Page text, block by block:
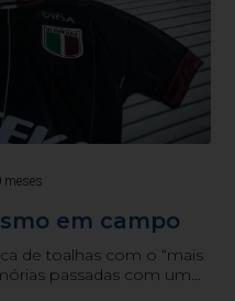
meses
em campo
de toalhas com o “mais
passadas com um